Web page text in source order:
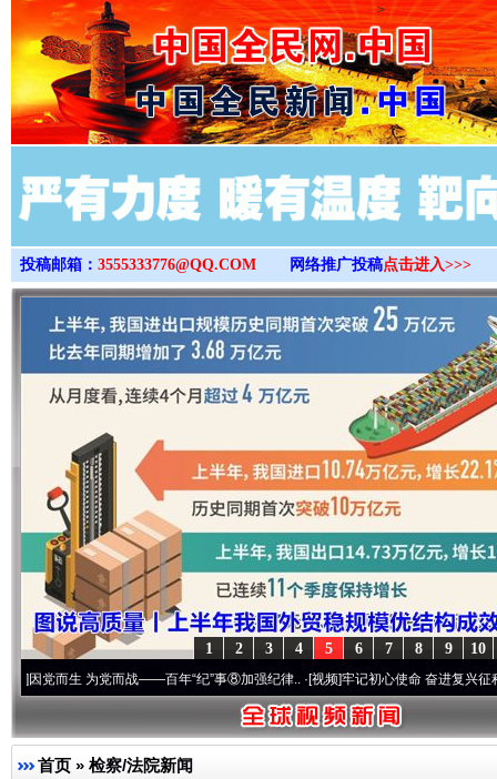
>
投稿邮箱： 3555333776@QQ.COM 网络推广投稿点击进入>>>
10
9
8
7
6
5
4
3
2
1
为党而战——百年“纪”事⑧加强纪律..·[视频]牢记初心使命 奋进复兴征程丨“转折之城
首页 » 检察/法院新闻